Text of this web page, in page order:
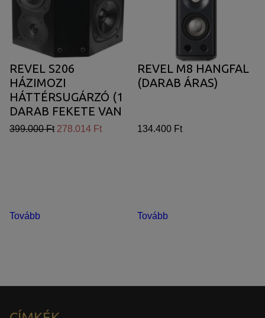
REVEL S206
HÁZIMOZI
HÁTTÉRSUGÁRZÓ (1
DARAB FEKETE VAN
RAKTÁRON)
399.000 Ft 278.014 Ft
Tovább
REVEL M8 HANGFAL
(DARAB ÁRAS)
134.400 Ft
Tovább